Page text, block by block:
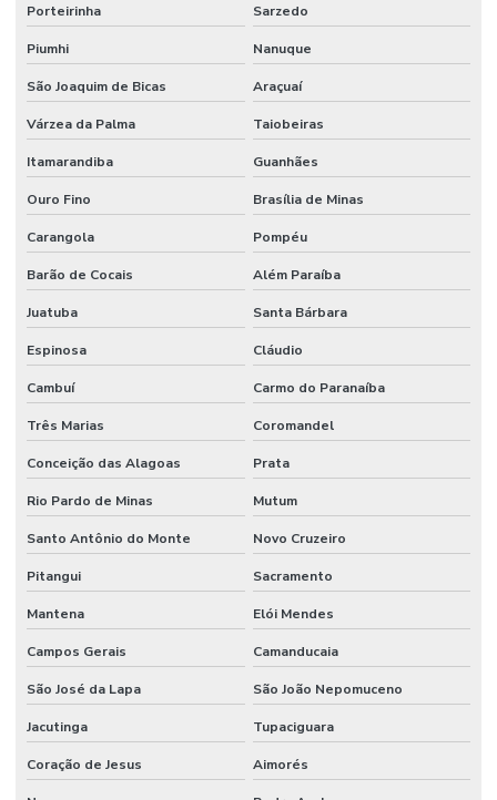
Mangueira Hidráulica Alta Pressão 100r2at
Mangueira Hidráulica Com Espirais De Aço
Mangueira Hidráulica De Alta Pressão Em Minas Gerais
Mangueira Hidráulica Preço
Mangueira Vapor Saturado
Manômetro De Pressão
Manômetro De Pressão Com Caixa Em Inox
Manutenção De Equipamentos Hidráulicos
Motor Hidráulico
Óleo De Motor
Óleo Direção
Óleo Hidráulico
Óleo Hidráulico Para Direção
Onde Comprar Ponteira De Direção
Onde Comprar Retentor Para Máquinas
Porteirinha Sarzedo
Piumhi Nanuque
São Joaquim de Bicas Araçuaí
Várzea da Palma Taiobeiras
Itamarandiba Guanhães
Ouro Fino Brasília de Minas
Carangola Pompéu
Barão de Cocais Além Paraíba
Juatuba Santa Bárbara
Espinosa Cláudio
Cambuí Carmo do Paranaíba
Três Marias Coromandel
Conceição das Alagoas Prata
Rio Pardo de Minas Mutum
Santo Antônio do Monte Novo Cruzeiro
Pitangui Sacramento
Mantena Elói Mendes
Campos Gerais Camanducaia
São José da Lapa São João Nepomuceno
Jacutinga Tupaciguara
Coração de Jesus Aimorés